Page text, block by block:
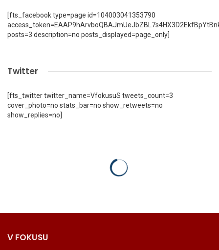
[fts_facebook type=page id=104003041353790
posts=3 description=no posts_displayed=page_only]
Twitter
[fts_twitter twitter_name=VfokusuS tweets_count=3
cover_photo=no stats_bar=no show_retweets=no
show_replies=no]
V FOKUSU